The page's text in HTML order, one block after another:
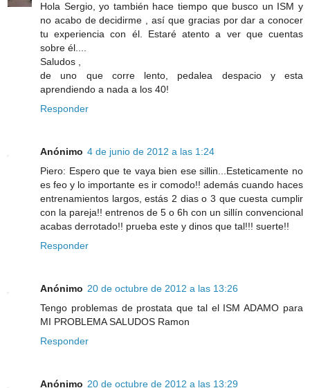
Hola Sergio, yo también hace tiempo que busco un ISM y
no acabo de decidirme , así que gracias por dar a conocer
tu experiencia con él. Estaré atento a ver que cuentas
sobre él....
Saludos ,
de uno que corre lento, pedalea despacio y esta
aprendiendo a nada a los 40!
Responder
Anónimo 4 de junio de 2012 a las 1:24
Piero: Espero que te vaya bien ese sillin...Esteticamente no
es feo y lo importante es ir comodo!! además cuando haces
entrenamientos largos, estás 2 dias o 3 que cuesta cumplir
con la pareja!! entrenos de 5 o 6h con un sillín convencional
acabas derrotado!! prueba este y dinos que tal!!! suerte!!
Responder
Anónimo 20 de octubre de 2012 a las 13:26
Tengo problemas de prostata que tal el ISM ADAMO para
MI PROBLEMA SALUDOS Ramon
Responder
Anónimo 20 de octubre de 2012 a las 13:29